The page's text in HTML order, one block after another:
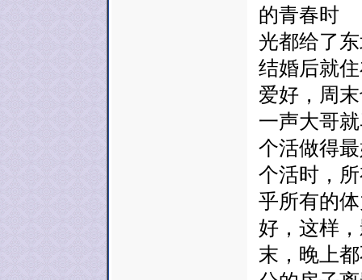
的青春时
光都给了
结婚后就
爱好，周
一声大哥
个活做得
个活时，
乎所有的
好，这样
末，晚上